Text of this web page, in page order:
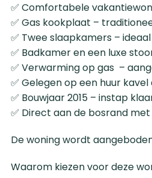
✅ Comfortabele
✅ Gas kookplaat –
✅ Twee slaapkamers –
✅ Badkamer en een luxe
✅ Verwarming op gas –
✅ Gelegen op een huur
✅ Bouwjaar 2015 – instap
✅ Direct aan de bosrand
De woning wordt
Waarom kiezen voor deze